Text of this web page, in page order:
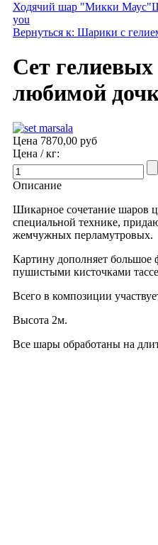
Ходячий шар "Микки Маус"
you
Вернуться к: Шарики с
Сет
любимой
Цена 7870,00 руб
Цена / кг:
Описание
Шикарное сочетание шаров
специальной технике,
жемчужных перламутровых.
Картину дополняет большое
пушистыми кисточками
Всего в композиции
Высота 2м.
Все шары обработаны на